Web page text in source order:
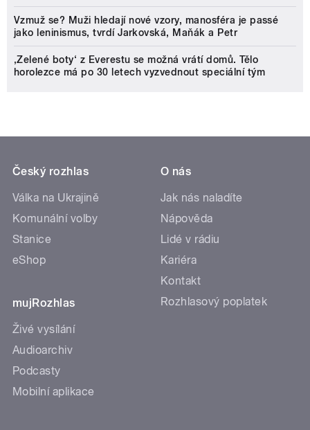
Vzmuž se? Muži hledají nové vzory, manosféra je passé
jako leninismus, tvrdí Jarkovská, Maňák a Petr
‚Zelené boty‘ z Everestu se možná vrátí domů. Tělo
horolezce má po 30 letech vyzvednout speciální tým
Český rozhlas
Válka na Ukrajině
Komunální volby
Stanice
eShop
mujRozhlas
Živé vysílání
Audioarchiv
Podcasty
Mobilní aplikace
O nás
Jak nás naladíte
Nápověda
Lidé v rádiu
Kariéra
Kontakt
Rozhlasový poplatek